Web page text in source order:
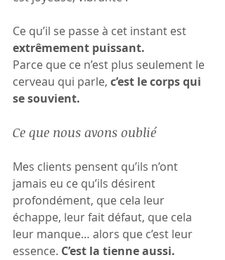
Ce qu’il se passe à cet instant est
extrêmement puissant.
Parce que ce n’est plus seulement le
cerveau qui parle, c’est le corps qui
se souvient.
Ce que nous avons oublié
Mes clients pensent qu’ils n’ont
jamais eu ce qu’ils désirent
profondément, que cela leur
échappe, leur fait défaut, que cela
leur manque… alors que c’est leur
essence. C’est la tienne aussi.